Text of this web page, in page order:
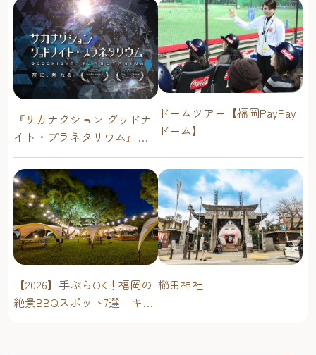
『サカナクション グッドナ
イト・プラネタリウム』が
今年も上映決定！【福岡市
科学館 ドームシアター】
2026年
ドームツアー【福岡PayPay
ドーム】
【2026】手ぶらOK！福岡の
絶景BBQスポット7選 キャ
櫛田神社